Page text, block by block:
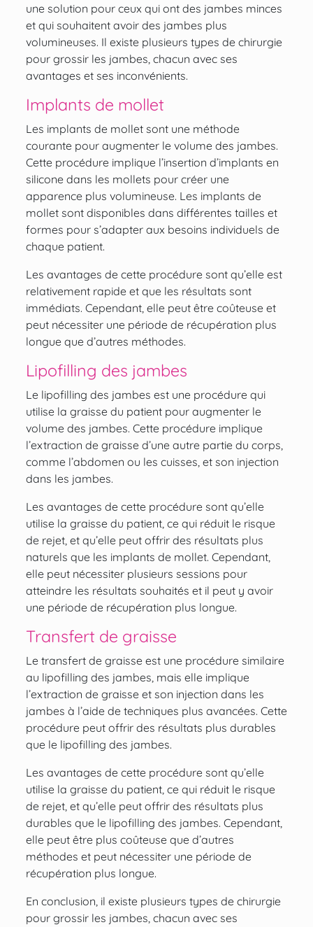
une solution pour ceux qui ont des jambes minces
et qui souhaitent avoir des jambes plus
volumineuses. Il existe plusieurs types de chirurgie
pour grossir les jambes, chacun avec ses
avantages et ses inconvénients.
Implants de mollet
Les implants de molletsont une méthode
courante pour augmenter le volume des jambes.
Cette procédure implique l’insertion d’implants en
silicone dans les mollets pour créer une
apparence plus volumineuse. Les implants de
mollet sont disponibles dans différentes tailles et
formes pour s’adapter aux besoins individuels de
chaque patient.
Les avantages de cette procédure sont qu’elle est
relativement rapide et que les résultats sont
immédiats. Cependant, elle peut être coûteuse et
peut nécessiter une période de récupération plus
longue que d’autres méthodes.
Lipofilling des jambes
Le lipofilling des jambes est une procédure qui
utilise la graisse du patient pour augmenter le
volume des jambes. Cette procédure implique
l’extraction de graisse d’une autre partie du corps,
comme l’abdomen ou les cuisses, et son injection
dans les jambes.
Les avantages de cette procédure sont qu’elle
utilise la graisse du patient, ce qui réduit le risque
de rejet, et qu’elle peut offrir des résultats plus
naturels que les implants de mollet. Cependant,
elle peut nécessiter plusieurs sessions pour
atteindre les résultats souhaités et il peut y avoir
une période de récupération plus longue.
Transfert de graisse
Le transfert de graisse est une procédure similaire
au lipofilling des jambes, mais elle implique
l’extraction de graisse et son injection dans les
jambes à l’aide de techniques plus avancées. Cette
procédure peut offrir des résultats plus durables
que le lipofilling des jambes.
Les avantages de cette procédure sont qu’elle
utilise la graisse du patient, ce qui réduit le risque
de rejet, et qu’elle peut offrir des résultats plus
durables que le lipofilling des jambes. Cependant,
elle peut être plus coûteuse que d’autres
méthodes et peut nécessiter une période de
récupération plus longue.
En conclusion, il existe plusieurs types de chirurgie
pour grossir les jambes, chacun avec ses